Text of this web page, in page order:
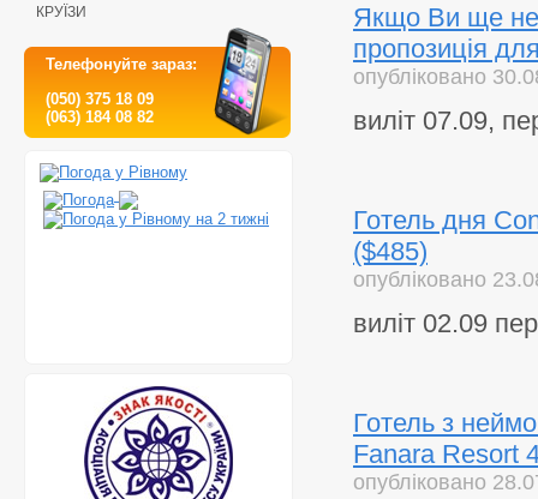
КРУЇЗИ
Телефонуйте зараз:
(050) 375 18 09
(063) 184 08 82
Якщо Ви ще не
пропозиція
опубліковано
виліт 07.09,
Готель дня
($485)
опубліковано
виліт 02.09
Готель з
Fanara Resort
опубліковано